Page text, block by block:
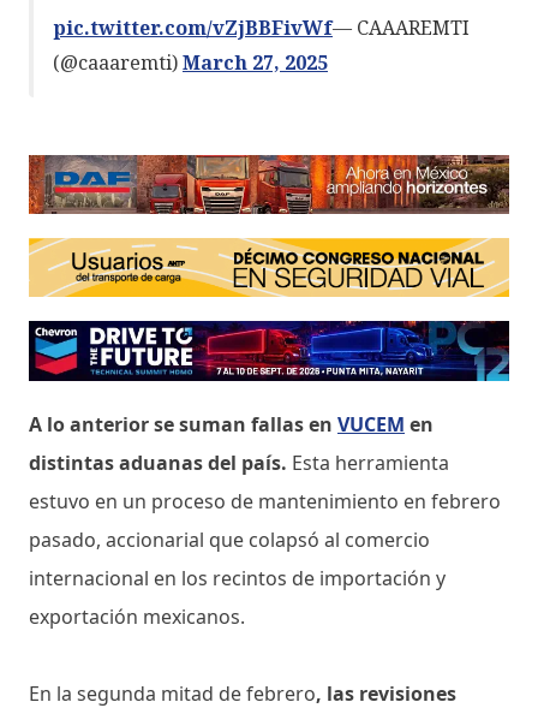
pic.twitter.com/vZjBBFivWf— CAAAREMTI
(@caaaremti)March 27, 2025
A lo anterior se suman fallas en VUCEM en
distintas aduanas del país. Esta herramienta
estuvo en un proceso de mantenimiento en febrero
pasado, accionarial que colapsó al comercio
internacional en los recintos de importación y
exportación mexicanos.
En la segunda mitad de febrero, las revisiones